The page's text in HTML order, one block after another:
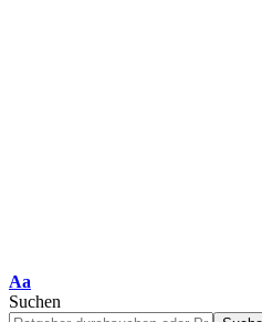
Schriftgrößenanpassung
Aa
Suchen